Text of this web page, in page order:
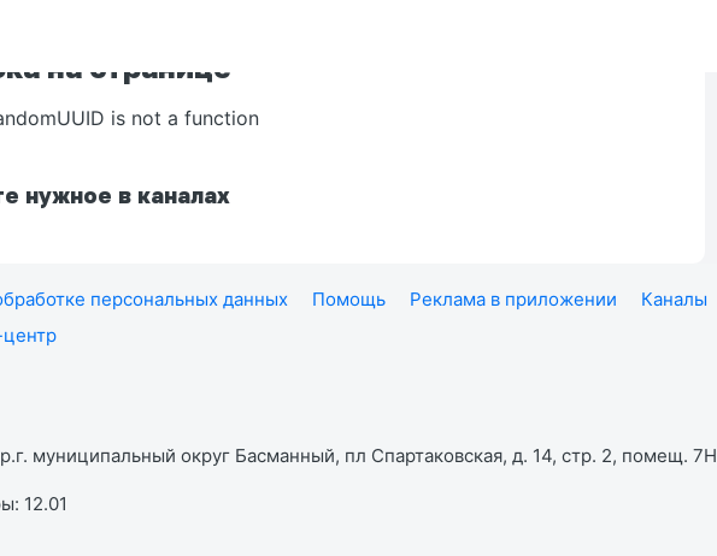
на странице
is not a function
нужное в каналах
персональных данных Помощь Реклама в приложении Каналы
муниципальный округ Басманный, пл Спартаковская, д. 14, стр. 2, помещ. 7Н
12.01